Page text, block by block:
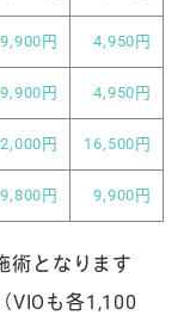
9,900円 4,950円
9,900円 4,950円
円 16,500円
円 9,900円
術となります
も各1,100